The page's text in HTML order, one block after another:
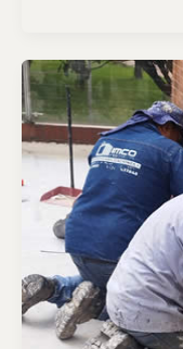
Apartamento,
Bogotá